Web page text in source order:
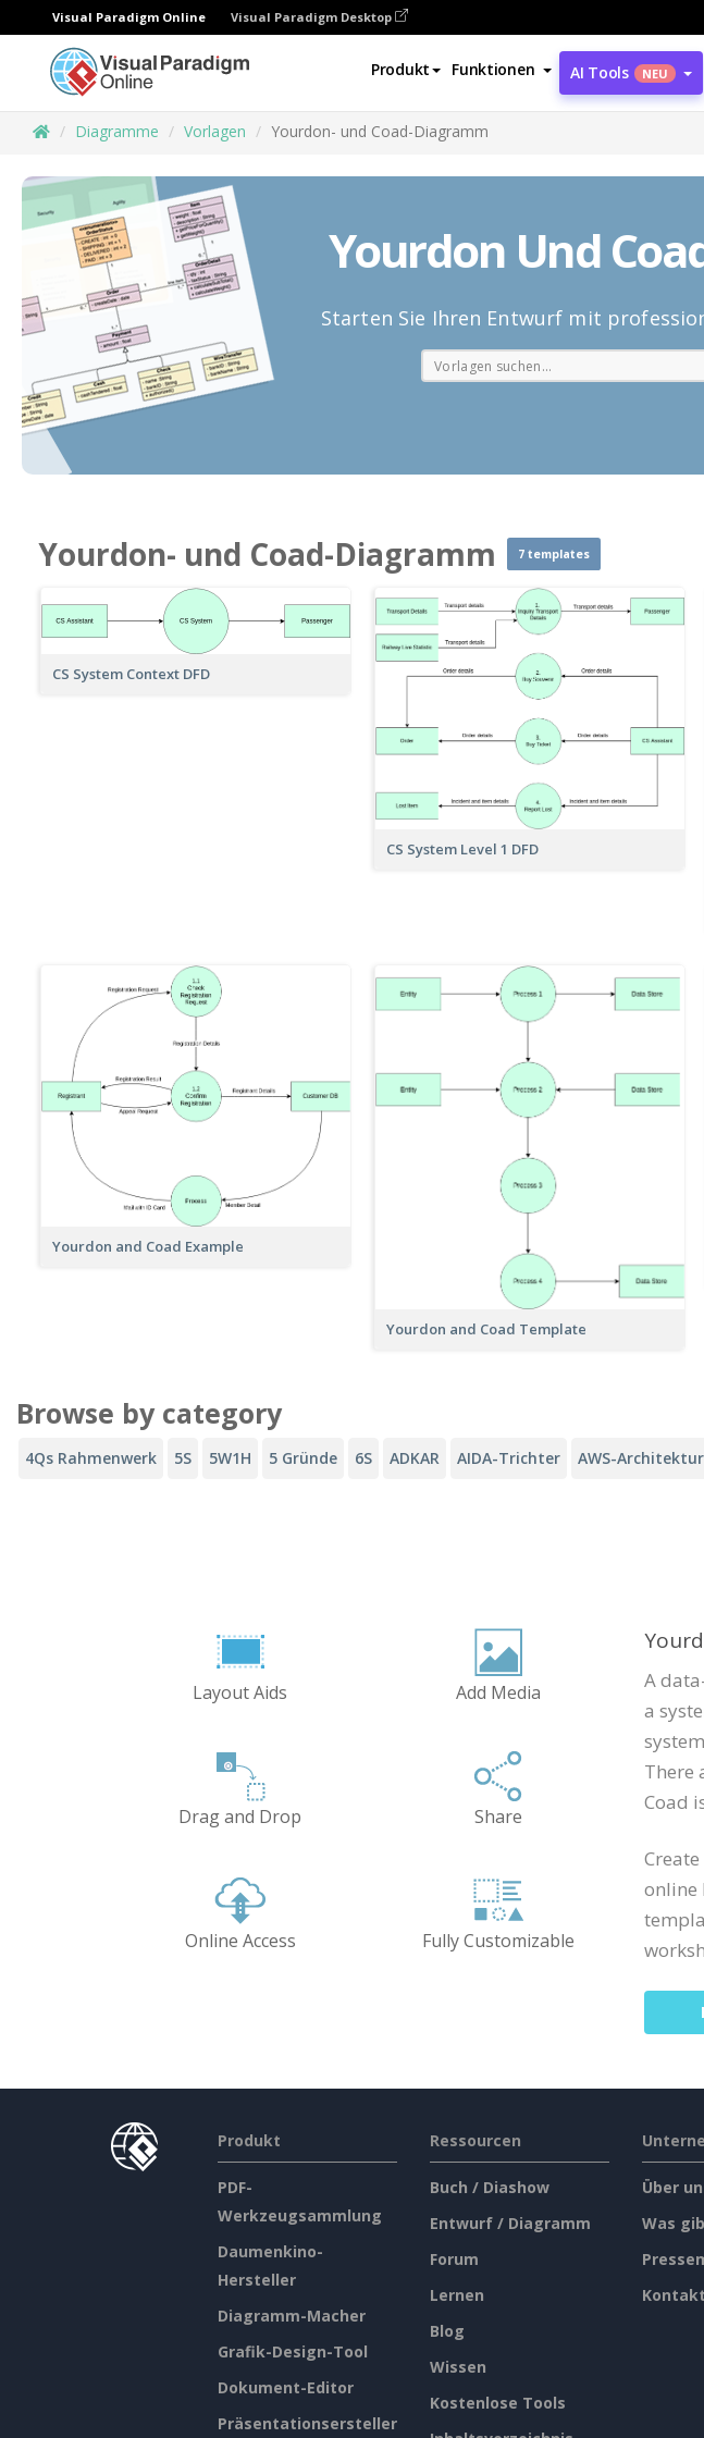
Visual Paradigm Online Visual Paradigm Desktop
Produkt Funktionen AI Tools NEU
Diagramme Vorlagen Yourdon- und Coad-Diagramm
Yourdon Und
Starten Sie Ihren Entwurf mit
Yourdon- und Coad-Diagramm 7 templates
CS System Context DFD
CS System Level 1 DFD
Yourdon and Coad Example
Yourdon and Coad Template
Browse by category
4Qs Rahmenwerk 5S 5W1H 5 Gründe 6S ADKAR AIDA-Trichter AWS-
Layout Aids Add Media
Drag and Drop Share
Online Access Fully Customizable
A
a
There
Coad
online
Produkt
PDF-
Werkzeugsammlung
Daumenkino-
Hersteller
Diagramm-Macher
Grafik-Design-Tool
Dokument-Editor
Präsentationsersteller
Ressourcen
Buch / Diashow
Entwurf / Diagramm
Forum
Lernen
Blog
Wissen
Kostenlose Tools
Über
Was
Kontakt